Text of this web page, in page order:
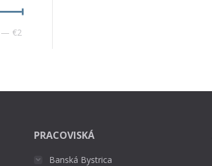
— €2
PRACOVISKÁ
Banská Bystrica